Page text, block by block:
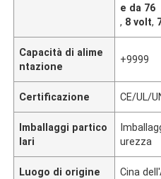
e da 76
, 8 volt,
Capacità di alime
ntazione
+9999
Certificazione CE/UL/
Imballaggi partico
lari
urezza
Luogo di origine Cina